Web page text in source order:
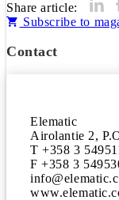
Share article:
Subscribe to
Contact
Elematic
Airolantie 2,
T +358 3
F +358 3